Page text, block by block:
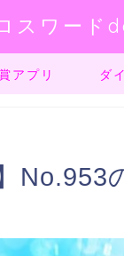
スワード
アプリ ダ
No.953